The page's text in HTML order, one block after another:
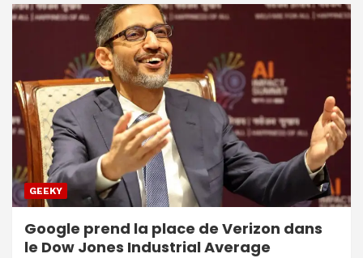
GEEKY
Google prend la place de Verizon dans
le Dow Jones Industrial Average